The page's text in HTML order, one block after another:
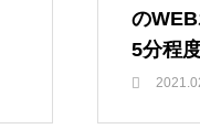
の
5分程
ーを作